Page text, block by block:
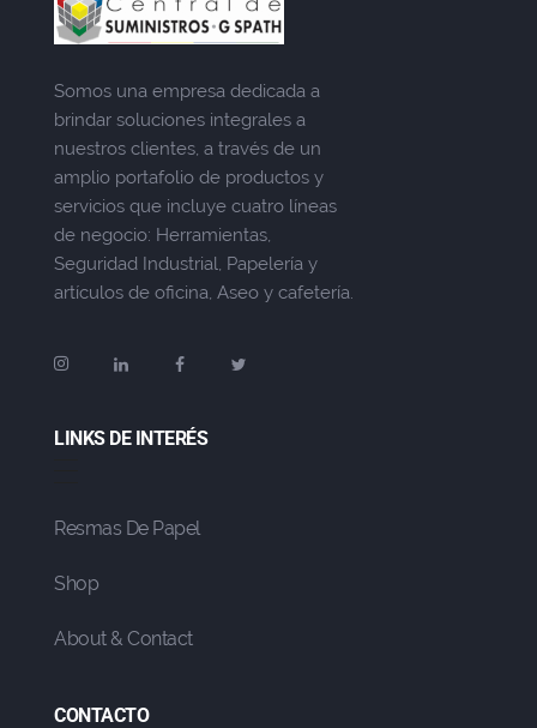
Somos una empresa dedicada a
brindar soluciones integrales a
nuestros clientes, a través de un
amplio portafolio de productos y
servicios que incluye cuatro líneas
de negocio: Herramientas,
Seguridad Industrial, Papelería y
artículos de oficina, Aseo y cafetería.
LINKS DE INTERÉS
Resmas De Papel
Shop
About & Contact
CONTACTO